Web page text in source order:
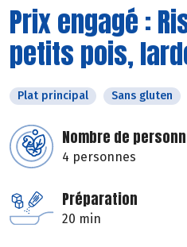
Prix engagé :
petits pois,
Plat principal Sans gluten
Nombre de
4 personnes
Préparation
20 min